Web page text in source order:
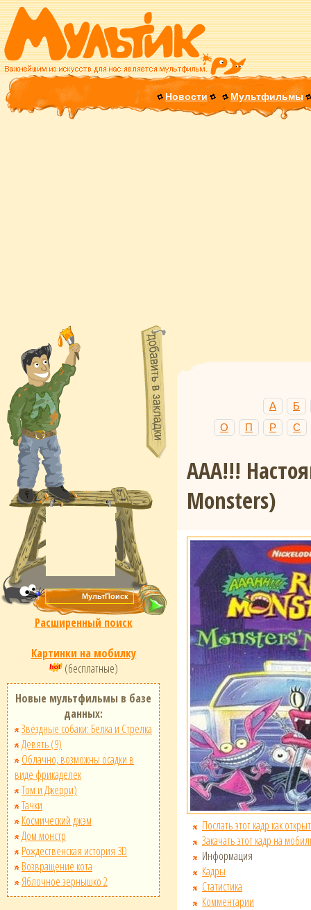
Новости Мультфильмы
Расширенный поиск
Картинки на мобилку
(бесплатные)
Новые мультфильмы в базе
данных:
Звёздные собаки: Белка и Стрелка
Девять (9)
Облачно, возможны осадки в
виде фрикаделек
Том и Джерри)
Тачки
Космический джэм
Дом монстр
Рождественская история 3D
Возвращение кота
Яблочное зернышко 2
А
Б
О
П Р С
ААА!!!
Monsters)
Послать этот кадр как
Закачать этот кадр на
Информация
Кадры
Статистика
Комментарии